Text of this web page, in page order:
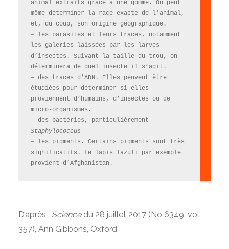
animal extraits grâce à une gomme. On peut
même déterminer la race exacte de l’animal,
et, du coup, son origine géographique.
– les parasites et leurs traces, notamment
les galeries laissées par les larves
d’insectes. Suivant la taille du trou, on
déterminera de quel insecte il s’agit.
– des traces d’ADN. Elles peuvent être
étudiées pour déterminer si elles
proviennent d’humains, d’insectes ou de
micro-organismes.
– des bactéries, particulièrement
Staphylococcus
– les pigments. Certains pigments sont très
significatifs. Le lapis lazuli par exemple
provient d’Afghanistan.
D’après : Sciencedu 28 juillet 2017 (No 6349, vol.
357), Ann Gibbons, Oxford